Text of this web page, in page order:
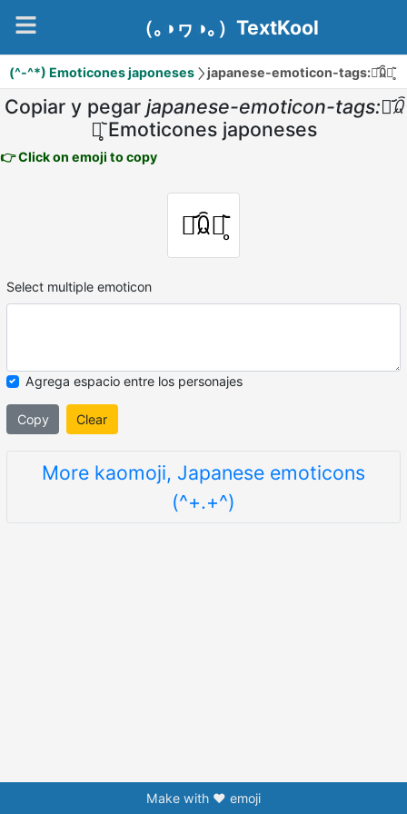
（｡◑ヮ◑｡）TextKool
(^-^*) Emoticones japoneses japanese-emoticon-tags:ꇵ᷄ꆯꇵ̥᷅
Copiar y pegar japanese-emoticon-tags:ꇵ᷄ꆯ
ꇵ̥᷅ Emoticones japoneses
👉 Click on emoji to copy
ꇵ᷄ꆯꇵ̥᷅
Select multiple emoticon
Agrega espacio entre los personajes
Copy Clear
More kaomoji, Japanese emoticons
(^+.+^)
Make with ❤️ emoji